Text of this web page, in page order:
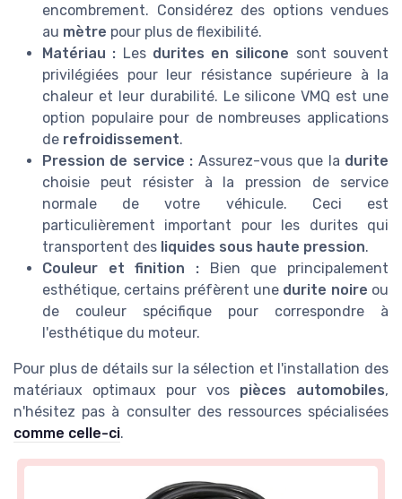
encombrement. Considérez des options vendues
au mètre pour plus de flexibilité.
Matériau : Les durites en silicone sont souvent
privilégiées pour leur résistance supérieure à la
chaleur et leur durabilité. Le silicone VMQ est une
option populaire pour de nombreuses applications
de refroidissement.
Pression de service : Assurez-vous que la durite
choisie peut résister à la pression de service
normale de votre véhicule. Ceci est
particulièrement important pour les durites qui
transportent des liquides sous haute pression.
Couleur et finition : Bien que principalement
esthétique, certains préfèrent une durite noire ou
de couleur spécifique pour correspondre à
l'esthétique du moteur.
Pour plus de détails sur la sélection et l'installation des
matériaux optimaux pour vos pièces automobiles,
n'hésitez pas à consulter des ressources spécialisées
comme celle-ci.